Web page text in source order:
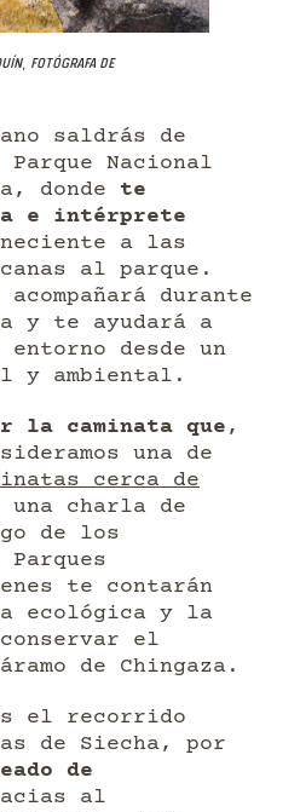
fotógrafa de
saldrás de
Parque Nacional
donde te
e intérprete
a las
al parque.
durante
y te ayudará a
desde un
y ambiental.
la caminata que ,
una de
cerca de
charla de
de los
te contarán
ecológica y la
el
de Chingaza.
el recorrido
de Siecha, por
de
al